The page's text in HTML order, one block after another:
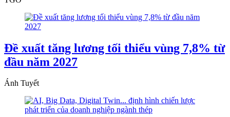
Đề xuất tăng lương tối thiểu vùng 7,8% từ
đầu năm 2027
Ánh Tuyết